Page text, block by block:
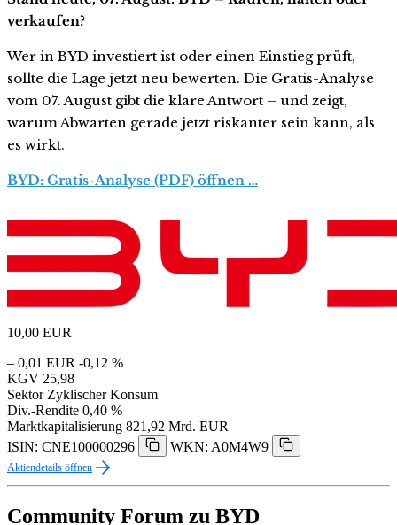
verkaufen?
Wer in BYD investiert ist oder einen Einstieg prüft,
sollte die Lage jetzt neu bewerten. Die Gratis-Analyse
vom 07. August gibt die klare Antwort – und zeigt,
warum Abwarten gerade jetzt riskanter sein kann, als
es wirkt.
BYD: Gratis-Analyse (PDF) öffnen …
10,00 EUR
– 0,01 EUR -0,12 %
KGV 25,98
Sektor Zyklischer Konsum
Div.-Rendite 0,40 %
Marktkapitalisierung 821,92 Mrd. EUR
ISIN: CNE100000296
WKN: A0M4W9
Aktiendetails öffnen
Community Forum zu BYD